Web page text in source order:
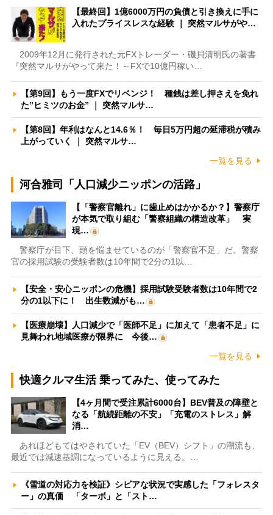
【最終回】1億6000万円の負債と引き換えに手に
入れたプライスレスな経験 ｜ 突然マルサがや…
2009年12月に発行された元FXトレーダー・磯貝清明氏の著書
『突然マルサがやって来た！～FXで10億円稼い…
【第9回】もう一度FXでリベンジ！ 種銭は差し押さえを免れ
た”ヒミツのお金” ｜ 突然マルサ…
【第8回】年利はなんと14.6％！ 毎日5万円超の延滞税が積み
上がっていく ｜ 突然マルサ…
一覧を見る
河合雅司「人口減少ニッポンの活路」
【「警察官離れ」に歯止めはかかるか？】警察庁
が本気で取り組む「警察組織の構造改革」 実
現…
警察庁が目下、頭を悩ませているのが「警察官不足」だ。警察
官の採用試験の受験者数は10年間で2分の1以…
【安全・安心ニッポンの危機】採用試験受験者数は10年間で2
分の1以下に！ 出生数減がも…
【医療崩壊】人口減少で「医師不足」に加えて「患者不足」に
見舞われ地域医療が限界に 今後…
一覧を見る
快適クルマ生活 乗ってみた、使ってみた
【4ヶ月間で受注累計6000台】BEV普及の障壁と
なる「航続距離の不安」「充電のストレス」解
消…
あれほどもてはやされていた「EV（BEV）シフト」の潮流も、
最近では減速基調になっているように見える。…
《雪道の対応力を検証》シビアな状況で実感した「フォレスタ
ー」の真価 「ターボ」と「スト…